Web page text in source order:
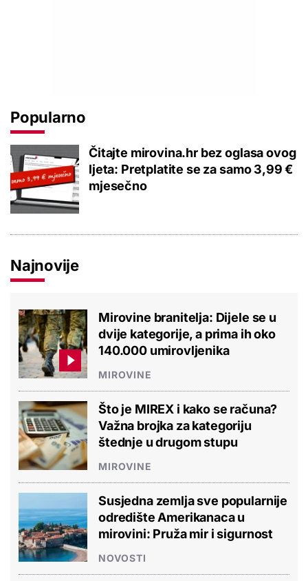
Popularno
Čitajte mirovina.hr bez oglasa ovog
ljeta: Pretplatite se za samo 3,99 €
mjesečno
Najnovije
Mirovine branitelja: Dijele se u
dvije kategorije, a prima ih oko
140.000 umirovljenika
MIROVINE
Što je MIREX i kako se računa?
Važna brojka za kategoriju
štednje u drugom stupu
MIROVINE
Susjedna zemlja sve popularnije
odredište Amerikanaca u
mirovini: Pruža mir i sigurnost
NOVOSTI